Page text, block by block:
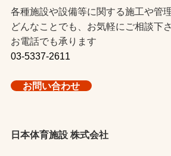
各種施設や設備等に関する施工や管
どんなことでも、お気軽にご相談下
お電話でも承ります
03-5337-2611
お問い合わせ
日本体育施設 株式会社